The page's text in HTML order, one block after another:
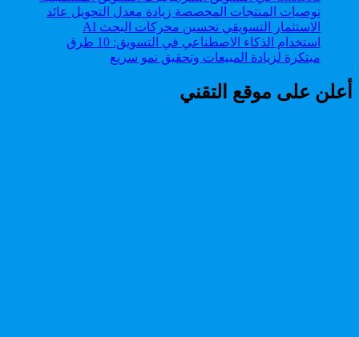
استخدام الذكاء الاصطناعي في التسويق: 10 طرق
مبتكرة لزيادة المبيعات وتحقيق نمو سريع
أعلن على موقع التقني